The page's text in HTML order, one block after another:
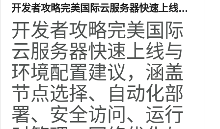
开发者攻略完美国际云服务器快速上线与
环境配置建议
开发者攻略完美国际
云服务器快速上线与
环境配置建议，涵盖
节点选择、自动化部
署、安全访问、运行